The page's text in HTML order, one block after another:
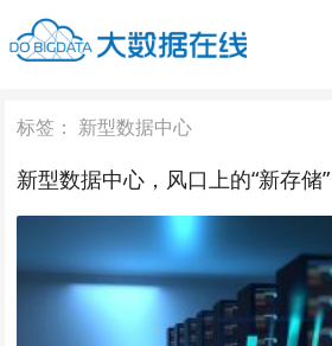
标签： 新型数据中心
新型数据中心，风口上的“新存储”